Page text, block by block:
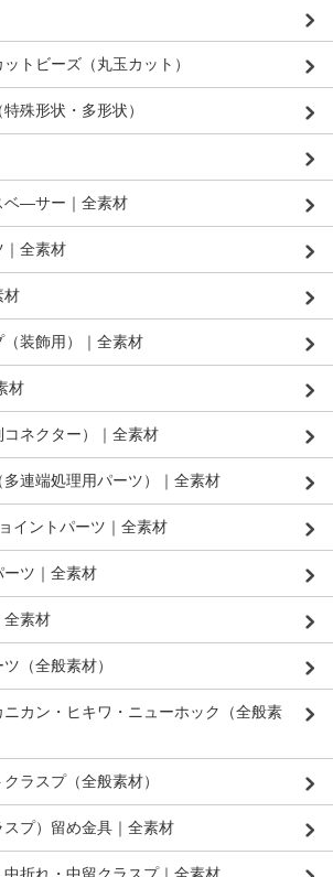
トビーズ（丸玉カット）
殊形状・多形状）
ベ―サー｜全素材
｜全素材
材
装飾用）｜全素材
材
ネクター）｜全素材
連端処理用パーツ）｜全素材
イントパーツ｜全素材
ツ｜全素材
全素材
（全般素材）
カン・ヒキワ・ニューホック（全般素
ラスプ（全般素材）
プ）留め金具｜全素材